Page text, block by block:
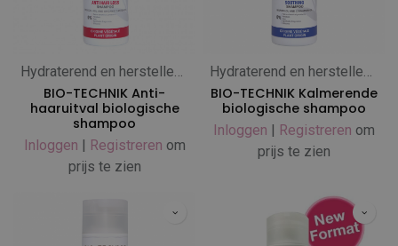
Hydraterend en herstellend
BIO-TECHNIK Anti-
haaruitval biologische
shampoo
Inloggen | Registreren om
prijs te zien
Hydraterend en herstellend
BIO-TECHNIK Kalmerende
biologische shampoo
Inloggen | Registreren om
prijs te zien